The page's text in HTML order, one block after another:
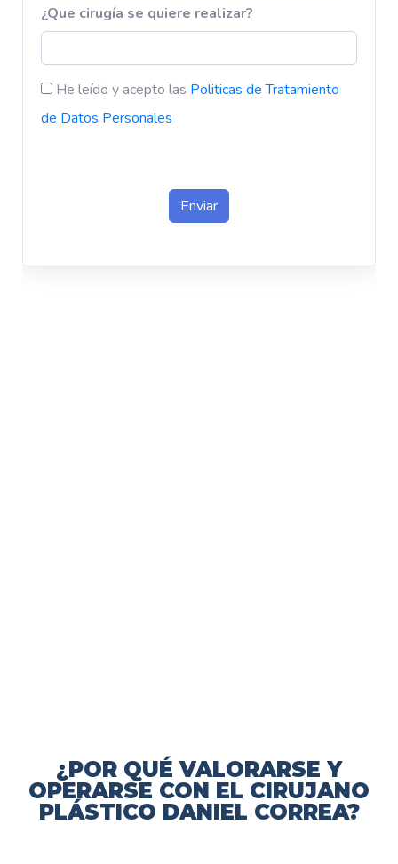
¿POR QUÉ VALORARSE Y
OPERARSE CON EL CIRUJANO
PLÁSTICO DANIEL CORREA?